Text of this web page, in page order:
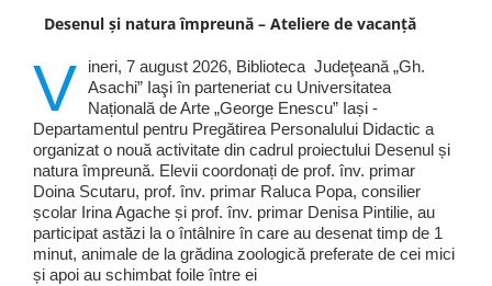
Desenul și natura împreună – Ateliere de vacanță
V
ineri, 7 august 2026, Biblioteca Judeţeană „Gh.
Asachi” Iaşi în parteneriat cu Universitatea
Națională de Arte „George Enescu” Iași -
Departamentul pentru Pregătirea Personalului Didactic a
organizat o nouă activitate din cadrul proiectului Desenul și
natura împreună. Elevii coordonați de prof. înv. primar
Doina Scutaru, prof. înv. primar Raluca Popa, consilier
școlar Irina Agache și prof. înv. primar Denisa Pintilie, au
participat astăzi la o întâlnire în care au desenat timp de 1
minut, animale de la grădina zoologică preferate de cei mici
și apoi au schimbat foile între ei